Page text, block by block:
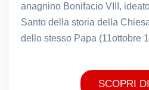
anagnino Bonifacio VIII,
Santo della storia della
dello stesso Papa (11ottobre
SCOPRI